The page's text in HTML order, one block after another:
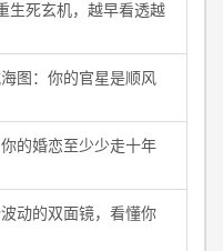
生死玄机，越早看透越
图：你的官星是顺风
的婚恋至少少走十年
动的双面镜，看懂你